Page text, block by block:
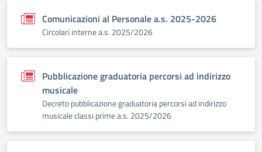
Comunicazioni al Personale a.s. 2025-2026
Circolari interne a.s. 2025/2026
Pubblicazione graduatoria percorsi ad indirizzo
musicale
Decreto pubblicazione graduatoria percorsi ad indirizzo
musicale classi prime a.s. 2025/2026